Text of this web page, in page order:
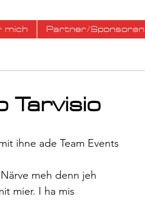
mich Partner/Sponsoren
Tarvisio
ihne ade Team Events
meh denn jeh
mier. I ha mis